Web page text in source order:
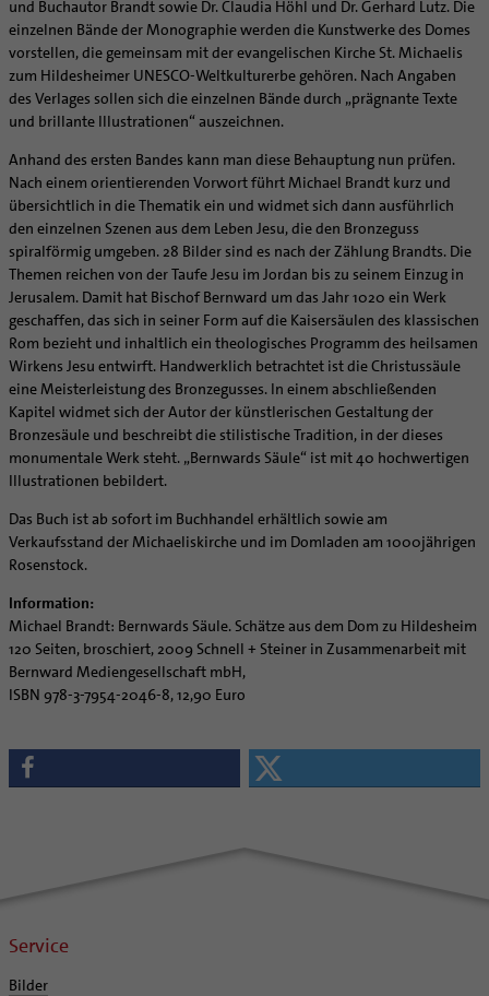
Ehe - Familie - Geschlechtergerechtigkeit
Kategoriale und Diakonale Seelsorge
Notfall
Polizei- und Feuerwehr
Gefängnisseelsorge
Segensorte
Veranstaltungen
Supervision
Coaching
Aufbrüche in der Kirche
Ehrenamtliche
KirchenZeitung online
Verwaltungsbeauftragte / Verwaltungsleitungen in
Pfarrgemeinden
und Buchautor Brandt sowie Dr. Claudia Höhl und Dr. Gerhard Lutz. Die
einzelnen Bände der Monographie werden die Kunstwerke des Domes
vorstellen, die gemeinsam mit der evangelischen Kirche St. Michaelis
zum Hildesheimer UNESCO-Weltkulturerbe gehören. Nach Angaben
des Verlages sollen sich die einzelnen Bände durch „prägnante Texte
und brillante Illustrationen“ auszeichnen.
Anhand des ersten Bandes kann man diese Behauptung nun prüfen.
Nach einem orientierenden Vorwort führt Michael Brandt kurz und
übersichtlich in die Thematik ein und widmet sich dann ausführlich
den einzelnen Szenen aus dem Leben Jesu, die den Bronzeguss
spiralförmig umgeben. 28 Bilder sind es nach der Zählung Brandts. Die
Themen reichen von der Taufe Jesu im Jordan bis zu seinem Einzug in
Jerusalem. Damit hat Bischof Bernward um das Jahr 1020 ein Werk
geschaffen, das sich in seiner Form auf die Kaisersäulen des klassischen
Rom bezieht und inhaltlich ein theologisches Programm des heilsamen
Wirkens Jesu entwirft. Handwerklich betrachtet ist die Christussäule
eine Meisterleistung des Bronzegusses. In einem abschließenden
Kapitel widmet sich der Autor der künstlerischen Gestaltung der
Bronzesäule und beschreibt die stilistische Tradition, in der dieses
monumentale Werk steht. „Bernwards Säule“ ist mit 40 hochwertigen
Illustrationen bebildert.
Das Buch ist ab sofort im Buchhandel erhältlich sowie am
Verkaufsstand der Michaeliskirche und im Domladen am 1000jährigen
Rosenstock.
Information:
Michael Brandt: Bernwards Säule. Schätze aus dem Dom zu Hildesheim
120 Seiten, broschiert, 2009 Schnell + Steiner in Zusammenarbeit mit
Bernward Mediengesellschaft mbH,
ISBN 978-3-7954-2046-8, 12,90 Euro
Service
Bilder